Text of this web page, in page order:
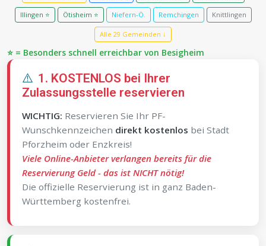
Illingen ⭐ Ötisheim ⭐ Niefern-Ö. Remchingen Knittlingen
Alle 29 Gemeinden ↓
⭐ = Besonders schnell erreichbar von Besigheim
⚠️ 1. KOSTENLOS bei Ihrer
Zulassungsstelle reservieren
WICHTIG: Reservieren Sie Ihr PF-
Wunschkennzeichen direkt kostenlos bei Stadt
Pforzheim oder Enzkreis!
Viele Online-Anbieter verlangen bereits für die
Reservierung Geld - das ist NICHT nötig!
Die offizielle Reservierung ist in ganz Baden-
Württemberg kostenfrei.